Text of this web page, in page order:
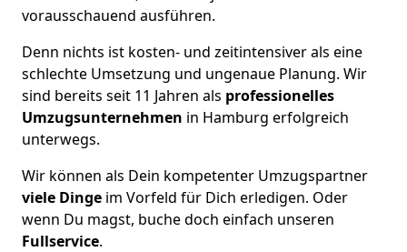
vorausschauend ausführen.
Denn nichts ist kosten- und zeitintensiver als eine
schlechte Umsetzung und ungenaue Planung. Wir
sind bereits seit 11 Jahren als professionelles
Umzugsunternehmen in Hamburg erfolgreich
unterwegs.
Wir können als Dein kompetenter Umzugspartner
viele Dinge im Vorfeld für Dich erledigen. Oder
wenn Du magst, buche doch einfach unseren
Fullservice.